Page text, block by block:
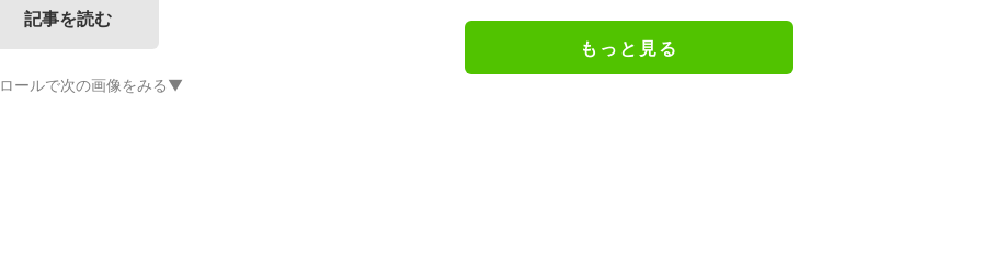
記事を読む
ールで次の画像をみる▼
もっと見る